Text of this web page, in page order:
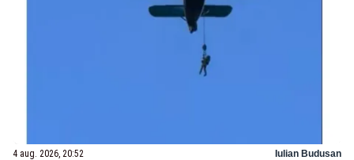
4 aug. 2026, 20:52 Iulian Budusan